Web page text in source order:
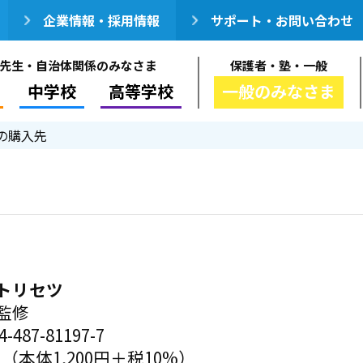
企業情報・採用情報 サポート・お問い合わせ
生・自治体関係のみなさま
中学校 高等学校
保護者・塾・一般
一般のみなさま
購入先
リセツ
修
487-81197-7
本体1,200円＋税10%）